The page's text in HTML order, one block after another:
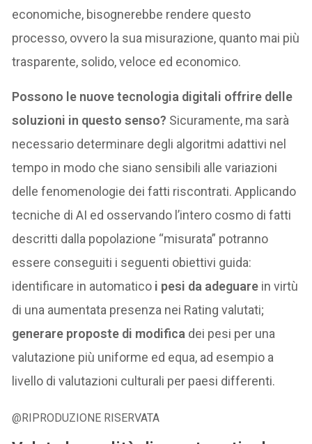
economiche, bisognerebbe rendere questo
processo, ovvero la sua misurazione, quanto mai più
trasparente, solido, veloce ed economico.
Possono le nuove tecnologia digitali offrire delle
soluzioni in questo senso? Sicuramente, ma sarà
necessario determinare degli algoritmi adattivi nel
tempo in modo che siano sensibili alle variazioni
delle fenomenologie dei fatti riscontrati. Applicando
tecniche di AI ed osservando l’intero cosmo di fatti
descritti dalla popolazione “misurata” potranno
essere conseguiti i seguenti obiettivi guida:
identificare in automatico i pesi da adeguare in virtù
di una aumentata presenza nei Rating valutati;
generare proposte di modifica dei pesi per una
valutazione più uniforme ed equa, ad esempio a
livello di valutazioni culturali per paesi differenti.
@RIPRODUZIONE RISERVATA